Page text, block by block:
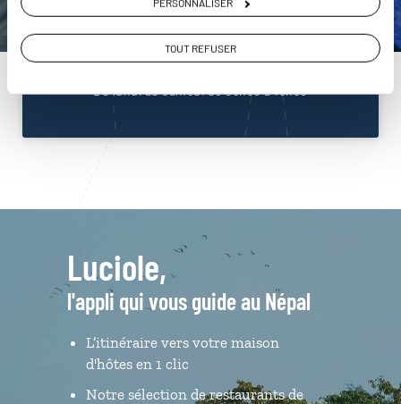
PERSONNALISER
TOUT REFUSER
Construisez votre voyage avec un spécialiste Népal
01 86 95 65 02
Du lundi au samedi de 09h30 à 18h30
Luciole,
l'appli qui vous guide au Népal
L’itinéraire vers votre maison
d'hôtes en 1 clic
Notre sélection de restaurants de